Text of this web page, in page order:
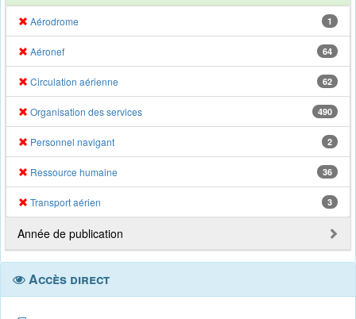
Aérodrome 1
Aéronef 64
Circulation aérienne 62
Organisation des services 490
Personnel navigant 2
Ressource humaine 36
Transport aérien 3
Année de publication
Accès direct